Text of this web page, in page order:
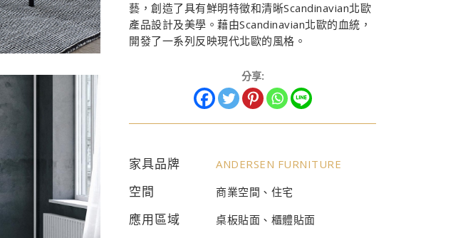
藝，創造了具有鮮明特徵和清晰Scandinavian北歐
產品設計及美學。藉由Scandinavian北歐的血統，
開發了一系列反映現代北歐的風格。
分享:
家具品牌 ANDERSEN FURNITURE
空間 商業空間、住宅
應用區域 桌板貼面、櫃體貼面